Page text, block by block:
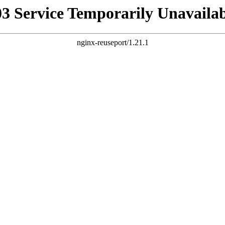
Service Temporarily
nginx-reuseport/1.21.1